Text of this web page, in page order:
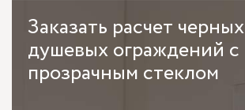
Заказать расчет черных
душевых ограждений с
прозрачным стеклом